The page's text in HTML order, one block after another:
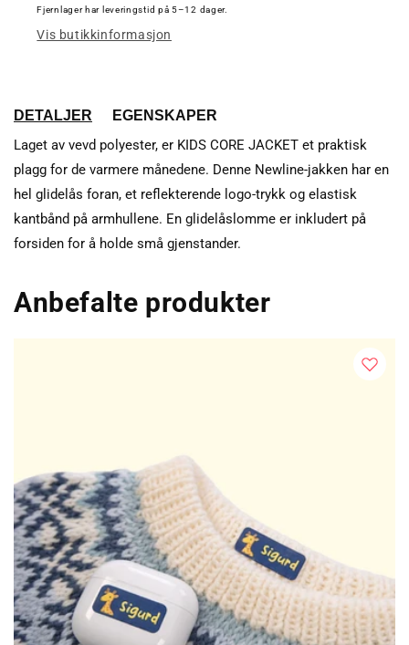
Fjernlager har leveringstid på 5–12 dager.
Vis butikkinformasjon
DETALJER EGENSKAPER
Laget av vevd polyester, er KIDS CORE JACKET et praktisk
plagg for de varmere månedene. Denne Newline-jakken har en
hel glidelås foran, et reflekterende logo-trykk og elastisk
kantbånd på armhullene. En glidelåslomme er inkludert på
forsiden for å holde små gjenstander.
Anbefalte produkter